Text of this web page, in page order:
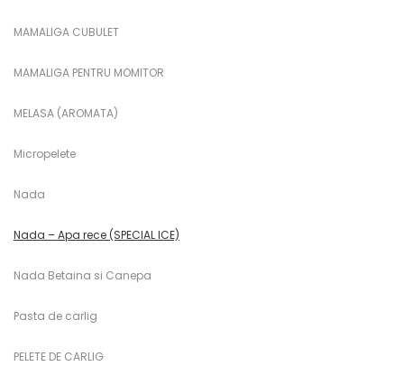
MAMALIGA CUBULET
MAMALIGA PENTRU MOMITOR
MELASA (AROMATA)
Micropelete
Nada
Nada – Apa rece (SPECIAL ICE)
Nada Betaina si Canepa
Pasta de carlig
PELETE DE CARLIG